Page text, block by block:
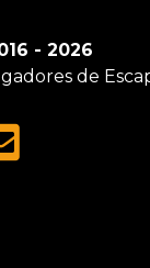
- 2026
de